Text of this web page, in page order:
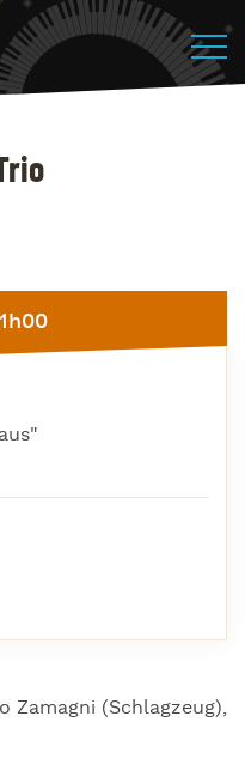
Zamagni (Schlagzeug),